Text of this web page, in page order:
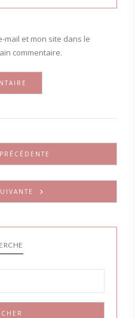
mail et mon site dans le
commentaire.